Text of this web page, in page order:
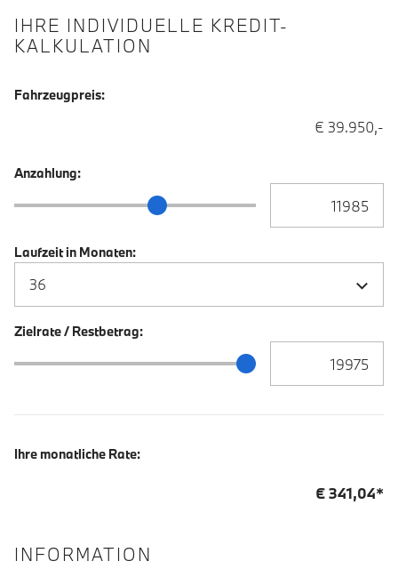
IHRE INDIVIDUELLE KREDIT-
KALKULATION
Fahrzeugpreis:
€ 39.950,-
Anzahlung:
Anzahlung Schieberegler
Laufzeit in Monaten:
Zielrate / Restbetrag:
Zielrate / Restbetrag Schieberegler
Ihre monatliche Rate:
€341,04*
INFORMATION